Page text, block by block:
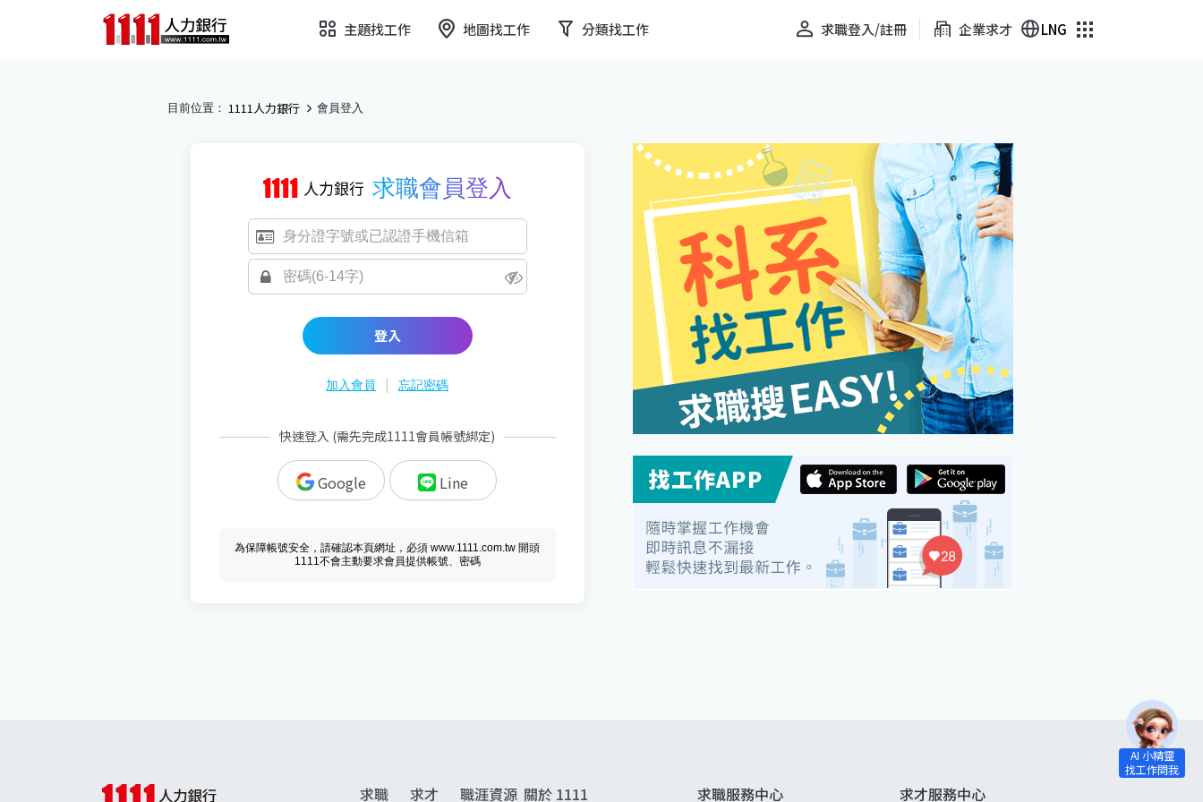
主題找工作 地圖找工作 分類找工作 求職登入/註冊 企業求才 LNG
目前位置： 1111人力銀行 會員登入
求職會員登入
登入
加入會員 | 忘記密碼
快速登入 (需先完成1111會員帳號綁定)
Google Line
為保障帳號安全，請確認本頁網址，必須 www.1111.com.tw 開頭
1111不會主動要求會員提供帳號、密碼
求職 求才 職涯資源 關於 1111 求職服務中心 求才服務中心